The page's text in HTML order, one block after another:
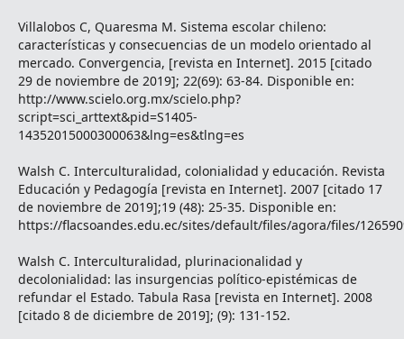
Villalobos C, Quaresma M. Sistema escolar chileno:
características y consecuencias de un modelo orientado al
mercado. Convergencia, [revista en Internet]. 2015 [citado
29 de noviembre de 2019]; 22(69): 63-84. Disponible en:
http://www.scielo.org.mx/scielo.php?
script=sci_arttext&pid=S1405-
14352015000300063&lng=es&tlng=es
Walsh C. Interculturalidad, colonialidad y educación. Revista
Educación y Pedagogía [revista en Internet]. 2007 [citado 17
de noviembre de 2019];19 (48): 25-35. Disponible en:
https://flacsoandes.edu.ec/sites/default/files/agora/files/
Walsh C. Interculturalidad, plurinacionalidad y
decolonialidad: las insurgencias político-epistémicas de
refundar el Estado. Tabula Rasa [revista en Internet]. 2008
[citado 8 de diciembre de 2019]; (9): 131-152.